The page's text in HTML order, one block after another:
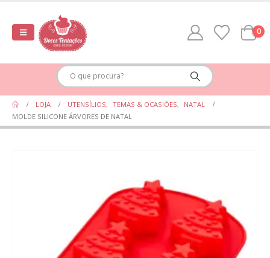
0
LOJA UTENSÍLIOS, TEMAS & OCASIÕES,
NATAL
MOLDE SILICONE ÁRVORES DE NATAL